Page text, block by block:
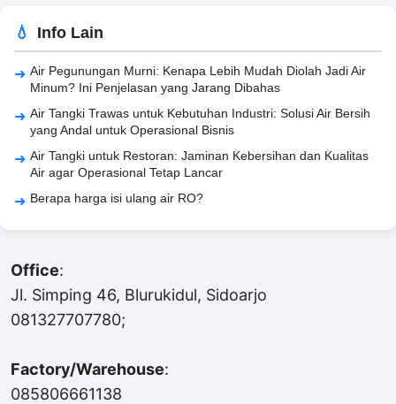
Info Lain
Air Pegunungan Murni: Kenapa Lebih Mudah Diolah Jadi Air
Minum? Ini Penjelasan yang Jarang Dibahas
Air Tangki Trawas untuk Kebutuhan Industri: Solusi Air Bersih
yang Andal untuk Operasional Bisnis
Air Tangki untuk Restoran: Jaminan Kebersihan dan Kualitas
Air agar Operasional Tetap Lancar
Berapa harga isi ulang air RO?
Office:
Jl. Simping 46, Blurukidul, Sidoarjo
081327707780;
Factory/Warehouse:
085806661138